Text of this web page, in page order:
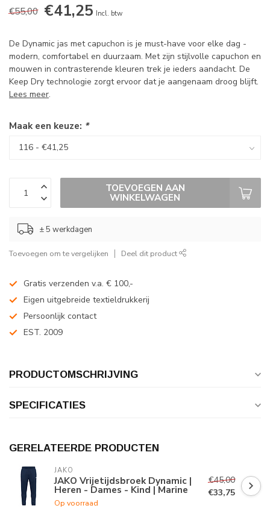
€55,00 €41,25 Incl. btw
De Dynamic jas met capuchon is je must-have voor elke dag -
modern, comfortabel en duurzaam. Met zijn stijlvolle capuchon en
mouwen in contrasterende kleuren trek je ieders aandacht. De
Keep Dry technologie zorgt ervoor dat je aangenaam droog blijft.
Lees meer.
Maak een keuze: *
TOEVOEGEN AAN
WINKELWAGEN
± 5 werkdagen
Toevoegen om te vergelijken Deel dit product
Gratis verzenden v.a. € 100,-
Eigen uitgebreide textieldrukkerij
Persoonlijk contact
EST. 2009
PRODUCTOMSCHRIJVING
SPECIFICATIES
GERELATEERDE PRODUCTEN
JAKO
JAKO Vrijetijdsbroek Dynamic |
Heren - Dames - Kind | Marine
Op voorraad
€45,00
€33,75